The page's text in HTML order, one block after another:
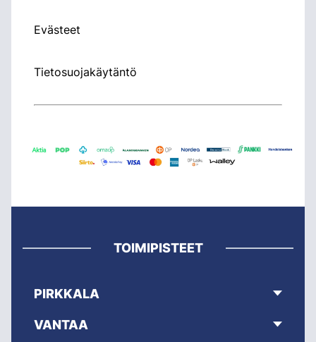
Evästeet
Tietosuojakäytäntö
TOIMIPISTEET
PIRKKALA
VANTAA